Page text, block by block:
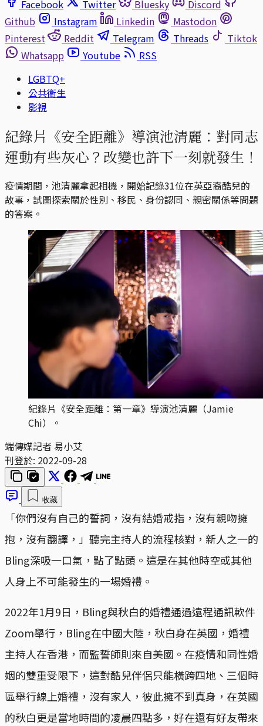
Facebook
Twitter Bluesky
Discord
Github
Instagram Linkedin
Mastodon
Pinterest
Reddit Telegram Threads
Tiktok
Whatsapp
Youtube
RSS
LGBTQ+
公共衛生
影視
紀錄片《安全距離》導演池清麗：對同志
運動有些灰心？改變也許下一刻就發生！
疫情期間，池清麗拿起相機，開始記錄31位在英亞裔酷兒的
故事，試圖探索關於性別、移民、身份認同、親密關係等問題
的答案。
紀錄片《安全距離：第一章》導演池清麗（Jamie
Chi）。
端傳媒記者 易小艾
刊登於: 2022-09-28
收藏
「你們沒有自己的誓詞，沒有結婚戒指，沒有親吻擁
抱，沒有翻譯，」聽完主持人的流程核對，新人之一的
Bling深吸一口氣，點了點頭。這是在其他時空或其他
人身上不可能發生的一場婚禮。
2022年1月9日，Bling與秋白的婚禮通過遠程通訊軟件
Zoom舉行，Bling在中國大陸，秋白身在英國，婚禮
主持人在香港，而監誓師則來自美國。在疫情和同性婚
姻的雙重受限下，這對酷兒伴侶只能橫跨四地、三個時
區舉行線上婚禮，沒有家人，彼此擁不到真身，在英國
的秋白更是當地時間的凌晨四點多，好在還有好友帶來